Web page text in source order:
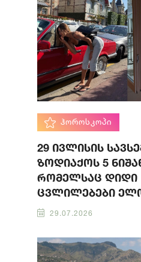
ᲰᲝᲠᲝᲡᲙᲝᲞᲘ
29 ივლისის
ზოდიაქოს 5
რომელსაც დიდი
ცვლილებები
29.07.2026